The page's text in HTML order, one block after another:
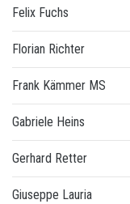
Felix Fuchs
Florian Richter
Frank Kämmer MS
Gabriele Heins
Gerhard Retter
Giuseppe Lauria